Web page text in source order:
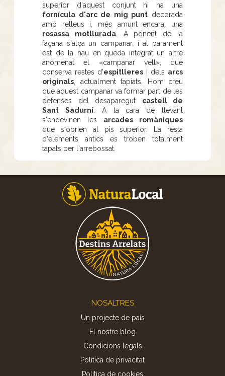
superior d'aquest conjunt hi ha una
fornícula d'arc de mig punt decorada
amb relleus i, més amunt encara, una
rosassa motllurada. A ponent de la
façana s'alça un campanar, i al parament
est de la nau en queda integrat un altre
anomenat el «campanar vell», que
conserva restes d'espitlleres i dels arcs
originals , actualment tapiats. Hom creu
que aquest campanar va formar part de les
defenses del desaparegut castell de
Sant Sadurní. A la cara de llevant
s'endevinen les arcades romàniques
que s'obrien al pis superior. La resta
d'elements antics es troben totalment
tapats per l'arrebossat.
NOSALTRES
Un projecte de país
El nostre blog
Condicions legals
Política de privacitat
Politica de cookies